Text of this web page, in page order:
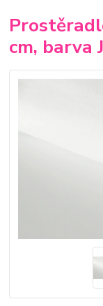
cm, barva